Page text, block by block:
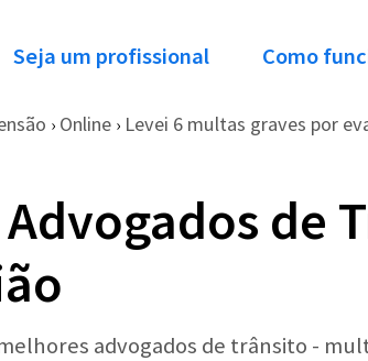
Seja um profissional Como
› Online › Levei 6 multas graves por
de
advogados de trânsito -